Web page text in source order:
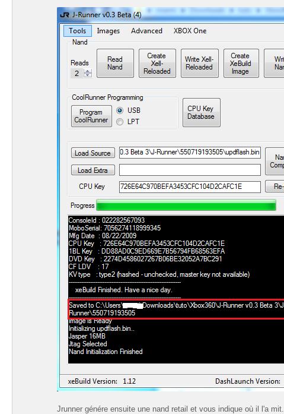
Jrunner génére ensuite une nand retail et vous indique où il l'a mit.